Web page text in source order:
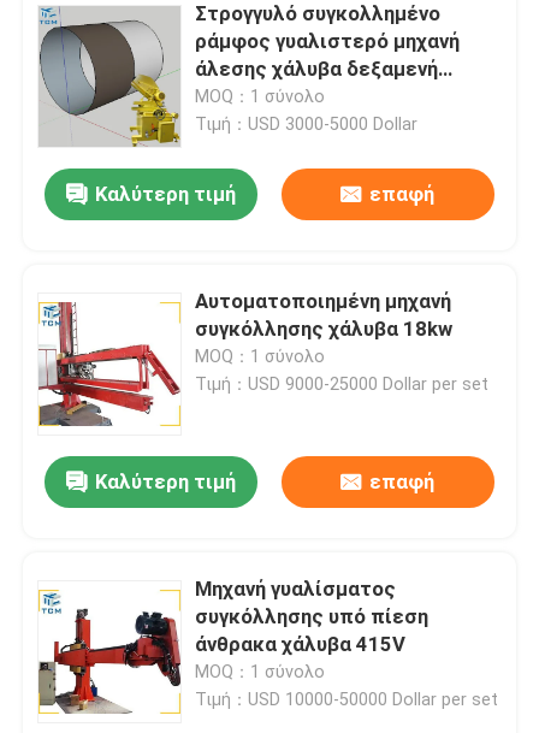
Στρογγυλό συγκολλημένο
ράμφος γυαλιστερό μηχανή
άλεσης χάλυβα δεξαμενή
σκάφος Shell
MOQ：1 σύνολο
Τιμή：USD 3000-5000 Dollar
Καλύτερη τιμή επαφή
Αυτοματοποιημένη μηχανή
συγκόλλησης χάλυβα 18kw
MOQ：1 σύνολο
Τιμή：USD 9000-25000 Dollar per set
Καλύτερη τιμή επαφή
Μηχανή γυαλίσματος
συγκόλλησης υπό πίεση
άνθρακα χάλυβα 415V
MOQ：1 σύνολο
Τιμή：USD 10000-50000 Dollar per set